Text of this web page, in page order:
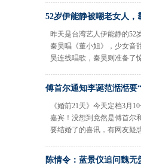
52岁伊能静被嘲老女人
昨天是台湾艺人伊能静的52
秦昊唱《董小姐》，少女音
昊连线唱歌，秦昊则准备了
傅首尔通知李诞范湉湉要
《婚前21天》今天定档3月
嘉宾！没想到竟然是傅首尔
要结婚了的喜讯，有网友疑
陈情令：蓝景仪追问魏